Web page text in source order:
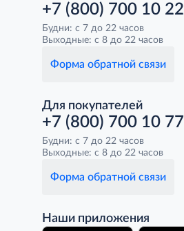
+7 (800) 700 10 22
Будни: с 7 до 22 часов
Выходные: с 8 до 22 часов
Форма обратной связи
Для покупателей
+7 (800) 700 10 77
Будни: с 7 до 22 часов
Выходные: с 8 до 22 часов
Форма обратной связи
Наши приложения